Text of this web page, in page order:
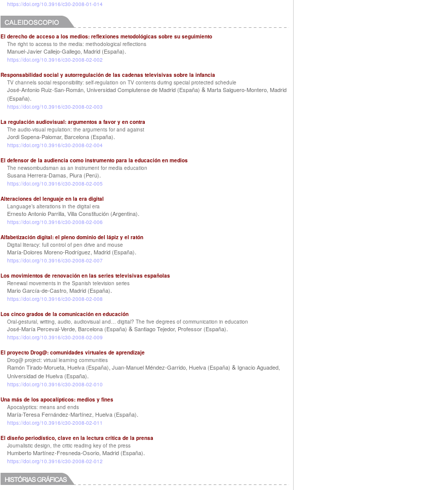
https://doi.org/10.3916/c30-2008-01-014
El derecho de acceso a los medios: reflexiones metodológicas sobre su seguimiento
The right to access to the media: methodological reflections
Manuel-Javier Callejo-Gallego, Madrid (España).
https://doi.org/10.3916/c30-2008-02-002
Responsabilidad social y autorregulación de las cadenas televisivas sobre la infancia
TV channels social responsibility: self-regulation on TV contents during special protected schedule
José-Antonio Ruiz-San-Román, Universidad Complutense de Madrid (España) & Marta Salguero-Montero, Madrid
(España).
https://doi.org/10.3916/c30-2008-02-003
La regulación audiovisual: argumentos a favor y en contra
The audio-visual regulation: the arguments for and against
Jordi Sopena-Palomar, Barcelona (España).
https://doi.org/10.3916/c30-2008-02-004
El defensor de la audiencia como instrumento para la educación en medios
The newsombudsman as an instrument for media education
Susana Herrera-Damas, Piura (Perú).
https://doi.org/10.3916/c30-2008-02-005
Alteraciones del lenguaje en la era digital
Language’s alterations in the digital era
Ernesto Antonio Parrilla, Villa Constitución (Argentina).
https://doi.org/10.3916/c30-2008-02-006
Alfabetización digital: el pleno dominio del lápiz y el ratón
Digital literacy: full control of pen drive and mouse
María-Dolores Moreno-Rodríguez, Madrid (España).
https://doi.org/10.3916/c30-2008-02-007
Los movimientos de renovación en las series televisivas españolas
Renewal movements in the Spanish television series
Mario García-de-Castro, Madrid (España).
https://doi.org/10.3916/c30-2008-02-008
Los cinco grados de la comunicación en educación
Oral-gestural, writing, audio, audiovisual and… digital? The five degrees of communication in education
José-María Perceval-Verde, Barcelona (España) & Santiago Tejedor, Professor (España).
https://doi.org/10.3916/c30-2008-02-009
El proyecto Drog@: comunidades virtuales de aprendizaje
Drog@ project: virtual learning communities
Ramón Tirado-Morueta, Huelva (España), Juan-Manuel Méndez-Garrido, Huelva (España) & Ignacio Aguaded,
Universidad de Huelva (España).
https://doi.org/10.3916/c30-2008-02-010
Una más de los apocalípticos: medios y fines
Apocalyptics: means and ends
María-Teresa Fernández-Martínez, Huelva (España).
https://doi.org/10.3916/c30-2008-02-011
El diseño periodístico, clave en la lectura crítica de la prensa
Journalistic design, the critic reading key of the press
Humberto Martínez-Fresneda-Osorio, Madrid (España).
https://doi.org/10.3916/c30-2008-02-012